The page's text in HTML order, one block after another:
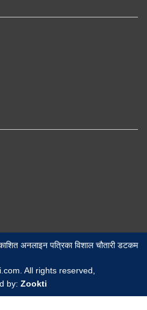
अनलाइन पत्रिका विशाल चौतारी डटकम
All rights reserved,
by: Zookti